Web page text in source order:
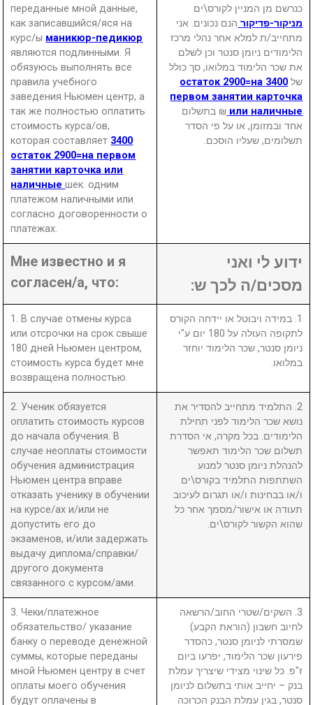
переданные мной данные,
как записавшийся/яся на
курс/ы маникюр-педикюр
являются подлинными. Я
обязуюсь выполнять все
правила учебного
заведения Ньюмен центр, а
так же полностью оплатить
стоимость курса/ов,
которая составляет 3400
остаток 2900=на первом
занятии карточка или
наличныешек. одним
платежом наличными или
согласно договоренности о
платежах.
כנרשם מן המניין לקורס\ים
מניקור-פדיקור הנם נכונים. אני
מתחייב/ת למלא אחר נהלי מרכז
הלימודים ניומן סנטר וכן לשלם
את שכר הלימוד במלואו, סך כולל
של
3400 остаток 2900=на
первом занятии карточка
или наличные ₪ בתשלום
אחד ובמזומן, או על פי הסדר
תשלומים, שעליו הוסכם.
Мне известно и я
согласен/а, что:
ידוע לי ואני
מסכים/ה לכך ש:
1. В случае отмены курса
или отсрочки на срок свыше
180 дней Ньюмен центром,
стоимость курса будет мне
возвращена полностью.
1. במידה ויבוטל או יידחה הקורס
לתקופה העולה על 180 יום ע"י
ניומן סנטר, שכר הלימוד יוחזר
במלואו.
2. Ученик обязуется
оплатить стоимость курсов
до начала обучения. В
случае неоплаты стоимости
обучения администрация
Ньюмен центра вправе
отказать ученику в обучении
на курсе/ах и/или не
допустить его до
экзаменов, и/или задержать
выдачу диплома/справки/
другого документа
связанного с курсом/ами.
2. התלמיד מתחייב להסדיר את
נושא שכר הלימוד לפני תחילת
הלימודים. בכל מקרה, אי הסדרת
תשלום שכר הלימוד תאפשר
להנהלת ניומן סנטר למנוע
השתתפות התלמיד בקורס\ים
ו/או בבחינות ו/או תגרום לעיכוב
תעודה או אישור/מסמך אחר כל
שהוא הקשור לקורס\ים.
3. Чеки/платежное
обязательство/ указание
банку о переводе денежной
суммы, которые переданы
мной Ньюмен центру в счет
оплаты моего обучения
будут оплачены в
3. השקים/שטרי החוב/הרשאה
לחיוב חשבון (הוראת הקבע)
שמסרתי לניומן סנטר, כהסדר
פירעון שכר הלימוד, יפרעו ביום
ז"פ. כל שינוי מצידי שיצריך עמלת
בנק – יחייב אותי בתשלום לניומן
סנטר, בגין עמלת הבנק הכרוכה